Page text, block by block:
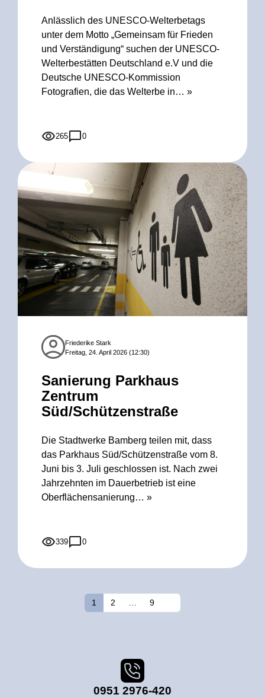
Anlässlich des UNESCO-Welterbetags
unter dem Motto „Gemeinsam für Frieden
und Verständigung“ suchen der UNESCO-
Welterbestätten Deutschland e.V und die
Deutsche UNESCO-Kommission
Fotografien, die das Welterbe in… »
265 0
Friederike Stark
Freitag, 24. April 2026 (12:30)
Sanierung Parkhaus
Zentrum
Süd/Schützenstraße
Die Stadtwerke Bamberg teilen mit, dass
das Parkhaus Süd/Schützenstraße vom 8.
Juni bis 3. Juli geschlossen ist. Nach zwei
Jahrzehnten im Dauerbetrieb ist eine
Oberflächensanierung… »
339 0
1 2 9
0951 2976-420